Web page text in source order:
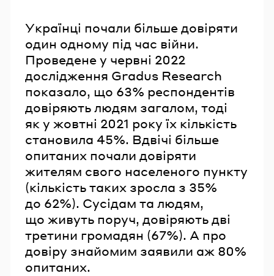
Українці почали більше довіряти
один одному під час війни.
Проведене у червні 2022
дослідження Gradus Research
показало, що 63% респондентів
довіряють людям загалом, тоді
як у жовтні 2021 року їх кількість
становила 45%. Вдвічі більше
опитаних почали довіряти
жителям свого населеного пункту
(кількість таких зросла з 35%
до 62%). Сусідам та людям,
що живуть поруч, довіряють дві
третини громадян (67%). А про
довіру знайомим заявили аж 80%
опитаних.